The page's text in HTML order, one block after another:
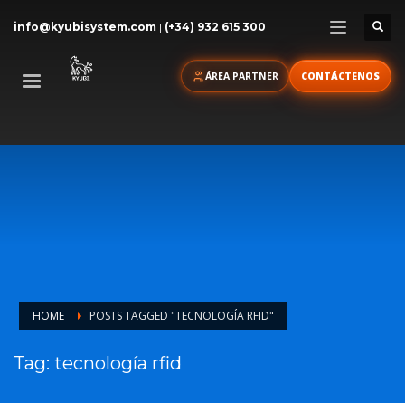
info@kyubisystem.com | (+34) 932 615 300
ÁREA PARTNER CONTÁCTENOS
HOME POSTS TAGGED "TECNOLOGÍA RFID"
Tag: tecnología rfid